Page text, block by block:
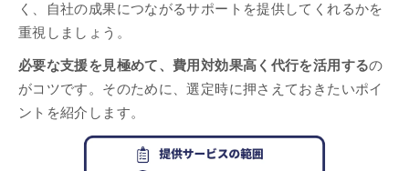
く、自社の成果につながるサポートを提供してくれるかを
重視しましょう。
必要な支援を見極めて、費用対効果高く代行を活用するの
がコツです。そのために、選定時に押さえておきたいポイ
ントを紹介します。